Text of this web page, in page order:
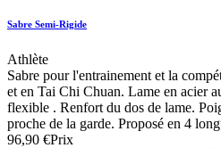
Sabre Semi-Rigide
Athlète
Sabre pour l'entrainement et la
et en Tai Chi Chuan. Lame en acier
flexible . Renfort du dos de lame.
proche de la garde. Proposé en 4
96,90 €Prix